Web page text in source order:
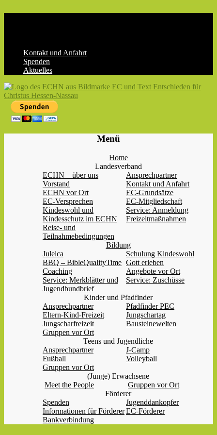
Kontakt und Anfahrt
Spenden
Aktuelles
ECHN
EC-
Menü
Home
Landesverband
ECHN – über uns
Ansprechpartner
Vorstand
Kontakt und Anfahrt
ECHN vor Ort
EC-Grundsätze
EC-Versprechen
EC-Mitgliedschaft
Kindeswohl und
Kindesschutz im ECHN
Service: Anmeldung
Freizeitmaßnahmen
Reise- und
Teilnahmebedingungen
Bildung
Juleica
Schulung Kindeswohl
BBQ – BibleQualityTime Gott erleben
Coaching
Angebote vor Ort
Service: Merkblätter und
Jugendbundbrief
Service: Zuschüsse
Kinder und Pfadfinder
Ansprechpartner
Pfadfinder PEC
Eltern-Kind-Freizeit
Jungschartag
Jungscharfreizeit
Bausteinewelten
Gruppen vor Ort
Teens und Jugendliche
Ansprechpartner
J-Camp
Fußball
Volleyball
Gruppen vor Ort
(Junge) Erwachsene
Meet the People
Gruppen vor Ort
Förderer
Spenden
Jugenddankopfer
Informationen für FördererEC-Förderer
Bankverbindung